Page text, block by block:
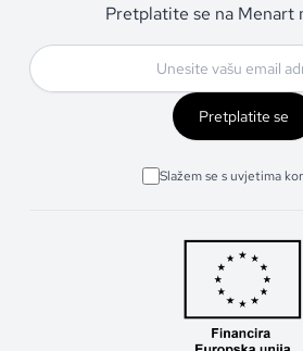
Pretplatite se na Menart
Pretplatite se
Slažem se s uvjetima